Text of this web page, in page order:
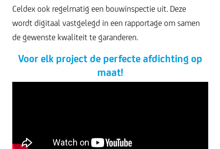
Celdex ook regelmatig een bouwinspectie uit. Deze
wordt digitaal vastgelegd in een rapportage om samen
de gewenste kwaliteit te garanderen.
Voor elk project de perfecte afdichting op
maat!